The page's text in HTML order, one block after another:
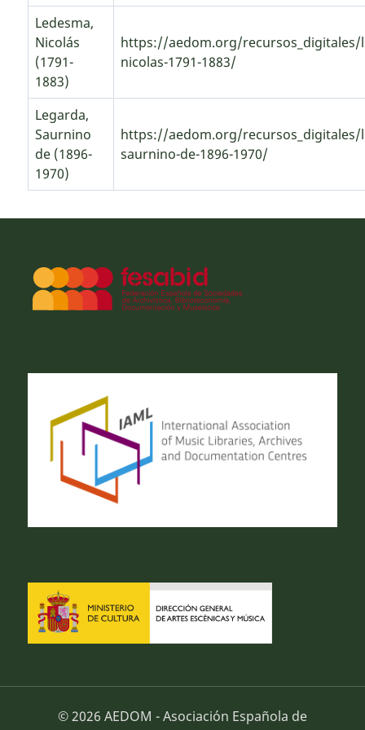
Ledesma,
Nicolás
(1791-
1883)
https://aedom.org/recursos_digitales/
nicolas-1791-1883/
Legarda,
Saurnino
de (1896-
1970)
https://aedom.org/recursos_digitales/
saurnino-de-1896-1970/
© 2026 AEDOM - Asociación Española de